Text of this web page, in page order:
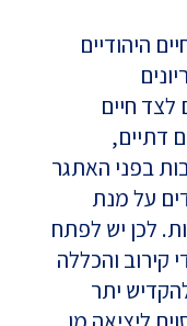
היהודיים
לצד חיים
דתיים,
בפני האתגר
על מנת
לכן יש לפתח
קירוב והכללה
יתר